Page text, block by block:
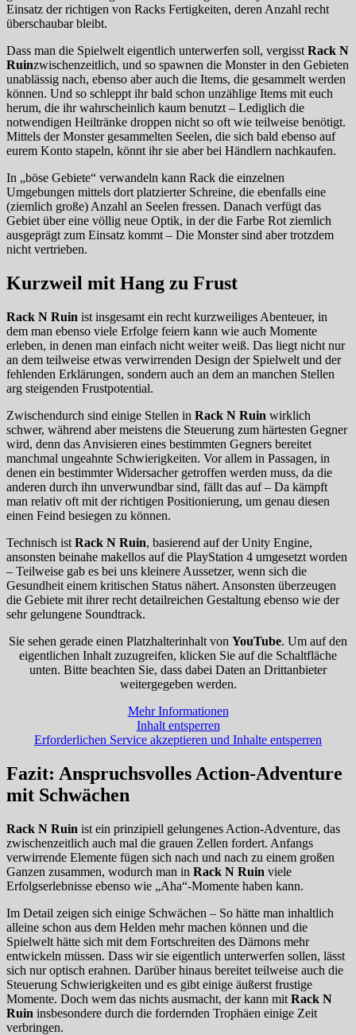
Einsatz der richtigen von Racks Fertigkeiten, deren Anzahl recht
überschaubar bleibt.
Dass man die Spielwelt eigentlich unterwerfen soll, vergisst Rack N
Ruinzwischenzeitlich, und so spawnen die Monster in den Gebieten
unablässig nach, ebenso aber auch die Items, die gesammelt werden
können. Und so schleppt ihr bald schon unzählige Items mit euch
herum, die ihr wahrscheinlich kaum benutzt – Lediglich die
notwendigen Heiltränke droppen nicht so oft wie teilweise benötigt.
Mittels der Monster gesammelten Seelen, die sich bald ebenso auf
eurem Konto stapeln, könnt ihr sie aber bei Händlern nachkaufen.
In „böse Gebiete“ verwandeln kann Rack die einzelnen
Umgebungen mittels dort platzierter Schreine, die ebenfalls eine
(ziemlich große) Anzahl an Seelen fressen. Danach verfügt das
Gebiet über eine völlig neue Optik, in der die Farbe Rot ziemlich
ausgeprägt zum Einsatz kommt – Die Monster sind aber trotzdem
nicht vertrieben.
Kurzweil mit Hang zu Frust
Rack N Ruin ist insgesamt ein recht kurzweiliges Abenteuer, in
dem man ebenso viele Erfolge feiern kann wie auch Momente
erleben, in denen man einfach nicht weiter weiß. Das liegt nicht nur
an dem teilweise etwas verwirrenden Design der Spielwelt und der
fehlenden Erklärungen, sondern auch an dem an manchen Stellen
arg steigenden Frustpotential.
Zwischendurch sind einige Stellen in Rack N Ruin wirklich
schwer, während aber meistens die Steuerung zum härtesten Gegner
wird, denn das Anvisieren eines bestimmten Gegners bereitet
manchmal ungeahnte Schwierigkeiten. Vor allem in Passagen, in
denen ein bestimmter Widersacher getroffen werden muss, da die
anderen durch ihn unverwundbar sind, fällt das auf – Da kämpft
man relativ oft mit der richtigen Positionierung, um genau diesen
einen Feind besiegen zu können.
Technisch ist Rack N Ruin, basierend auf der Unity Engine,
ansonsten beinahe makellos auf die PlayStation 4 umgesetzt worden
– Teilweise gab es bei uns kleinere Aussetzer, wenn sich die
Gesundheit einem kritischen Status nähert. Ansonsten überzeugen
die Gebiete mit ihrer recht detailreichen Gestaltung ebenso wie der
sehr gelungene Soundtrack.
Sie sehen gerade einen Platzhalterinhalt von YouTube. Um auf den
eigentlichen Inhalt zuzugreifen, klicken Sie auf die Schaltfläche
unten. Bitte beachten Sie, dass dabei Daten an Drittanbieter
weitergegeben werden.
Mehr Informationen
Inhalt entsperren
Erforderlichen Service akzeptieren und Inhalte entsperren
Fazit: Anspruchsvolles Action-Adventure
mit Schwächen
Rack N Ruin ist ein prinzipiell gelungenes Action-Adventure, das
zwischenzeitlich auch mal die grauen Zellen fordert. Anfangs
verwirrende Elemente fügen sich nach und nach zu einem großen
Ganzen zusammen, wodurch man in Rack N Ruin viele
Erfolgserlebnisse ebenso wie „Aha“-Momente haben kann.
Im Detail zeigen sich einige Schwächen – So hätte man inhaltlich
alleine schon aus dem Helden mehr machen können und die
Spielwelt hätte sich mit dem Fortschreiten des Dämons mehr
entwickeln müssen. Dass wir sie eigentlich unterwerfen sollen, lässt
sich nur optisch erahnen. Darüber hinaus bereitet teilweise auch die
Steuerung Schwierigkeiten und es gibt einige äußerst frustige
Momente. Doch wem das nichts ausmacht, der kann mit Rack N
Ruin insbesondere durch die fordernden Trophäen einige Zeit
verbringen.